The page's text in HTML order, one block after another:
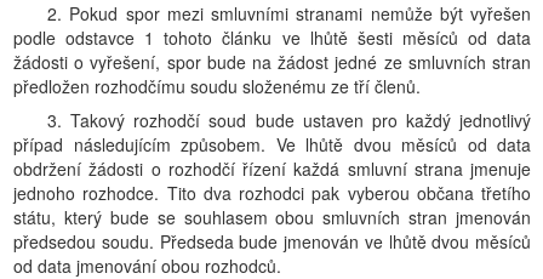
2. Pokud spor mezi smluvními stranami nemůže být vyřešen
podle odstavce 1 tohoto článku ve lhůtě šesti měsíců od data
žádosti o vyřešení, spor bude na žádost jedné ze smluvních stran
předložen rozhodčímu soudu složenému ze tří členů.
3. Takový rozhodčí soud bude ustaven pro každý jednotlivý
případ následujícím způsobem. Ve lhůtě dvou měsíců od data
obdržení žádosti o rozhodčí řízení každá smluvní strana jmenuje
jednoho rozhodce. Tito dva rozhodci pak vyberou občana třetího
státu, který bude se souhlasem obou smluvních stran jmenován
předsedou soudu. Předseda bude jmenován ve lhůtě dvou měsíců
od data jmenování obou rozhodců.